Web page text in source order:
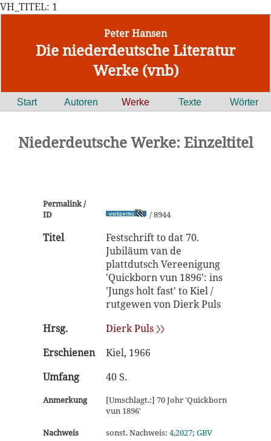
VH_TITEL: 1
Peter Hansen
Die niederdeutsche Literatur
Werke (vnb)
Start Autoren Werke Texte Wörter
Niederdeutsche Werke: Einzeltitel
Permalink /
ID
/ 8944
Titel
Festschrift to dat 70.
Jubiläum van de
plattdutsch Vereenigung
'Quickborn vun 1896': ins
'Jungs holt fast' to Kiel /
rutgewen von Dierk Puls
Hrsg.
Dierk Puls 〉〉
Erschienen
Kiel, 1966
Umfang
40 S.
Anmerkung
[Umschlagt.:] 70 Johr 'Quickborn
vun 1896'
Nachweis
sonst. Nachweis: 4,2027; GBV